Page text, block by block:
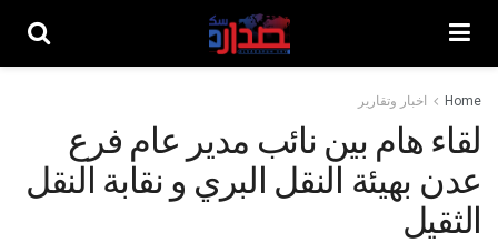
Home اخبار وتقارير
لقاء هام بين نائب مدير عام فرع
عدن بهيئة النقل البري و نقابة النقل
الثقيل